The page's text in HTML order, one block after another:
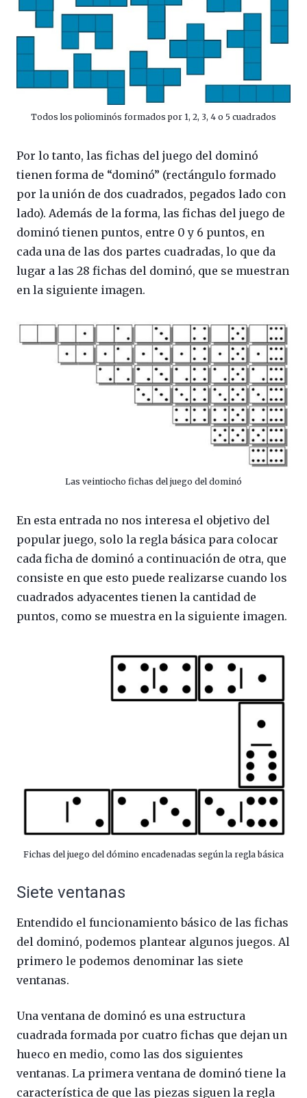
Todos los poliominós formados por 1, 2, 3, 4 o 5 cuadrados
Por lo tanto, las fichas del juego del dominó
tienen forma de “dominó” (rectángulo formado
por la unión de dos cuadrados, pegados lado con
lado). Además de la forma, las fichas del juego de
dominó tienen puntos, entre 0 y 6 puntos, en
cada una de las dos partes cuadradas, lo que da
lugar a las 28 fichas del dominó, que se muestran
en la siguiente imagen.
Las veintiocho fichas del juego del dominó
En esta entrada no nos interesa el objetivo del
popular juego, solo la regla básica para colocar
cada ficha de dominó a continuación de otra, que
consiste en que esto puede realizarse cuando los
cuadrados adyacentes tienen la cantidad de
puntos, como se muestra en la siguiente imagen.
Fichas del juego del dómino encadenadas según la regla básica
Siete ventanas
Entendido el funcionamiento básico de las fichas
del dominó, podemos plantear algunos juegos. Al
primero le podemos denominar las siete
ventanas.
Una ventana de dominó es una estructura
cuadrada formada por cuatro fichas que dejan un
hueco en medio, como las dos siguientes
ventanas. La primera ventana de dominó tiene la
característica de que las piezas siguen la regla